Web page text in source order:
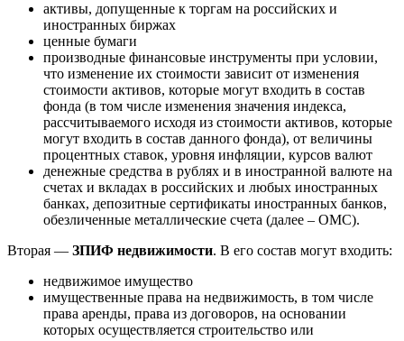
активы, допущенные к торгам на российских и
иностранных биржах
ценные бумаги
производные финансовые инструменты при условии,
что изменение их стоимости зависит от изменения
стоимости активов, которые могут входить в состав
фонда (в том числе изменения значения индекса,
рассчитываемого исходя из стоимости активов, которые
могут входить в состав данного фонда), от величины
процентных ставок, уровня инфляции, курсов валют
денежные средства в рублях и в иностранной валюте на
счетах и вкладах в российских и любых иностранных
банках, депозитные сертификаты иностранных банков,
обезличенные металлические счета (далее – ОМС).
Вторая — ЗПИФ недвижимости. В его состав могут входить:
недвижимое имущество
имущественные права на недвижимость, в том числе
права аренды, права из договоров, на основании
которых осуществляется строительство или